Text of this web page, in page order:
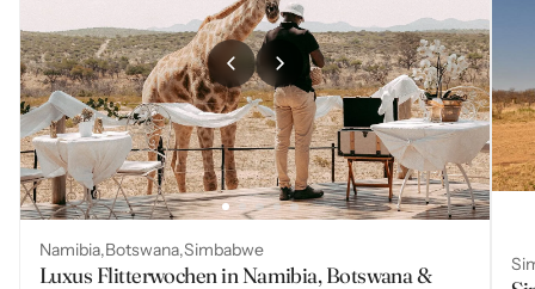
Namibia Botswana Simbabwe
Luxus Flitterwochen in Namibia, Botswana &